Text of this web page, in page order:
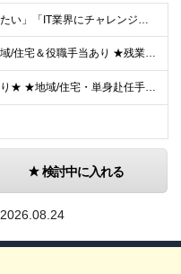
★「手に職をつけたい」「IT業界にチャレンジしたい」方歓迎！ ■学歴不問 ■IT知識・理系文系不問！未経験・第二新卒OK ★ITサポート・IT事務やエンジニアの経験をお持ちの方は優遇します！ 地方在
★通勤＆就業＆地域/住宅＆役職手当あり ★残業代は全額支給 ★選べる給与制度あり！ ■東京・神奈川・千葉・埼玉勤務の場合 月給24.5万円～55万円＋諸手当 （残業代は全額支給） (20,000円の
★リモート実績あり★ ★地域/住宅・単身赴任手当などサポートも万全 ★転任費用や寮・社宅制度も完備しています ★勤務地については希望を考慮の上、決定します ★面接地エリアでの就業率92％以上！ 『地
検討中に入れる
2026.08.24